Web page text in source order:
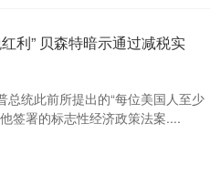
利” 贝森特暗示通过减税实
总统此前所提出的“每位美国人至少
签署的标志性经济政策法案....